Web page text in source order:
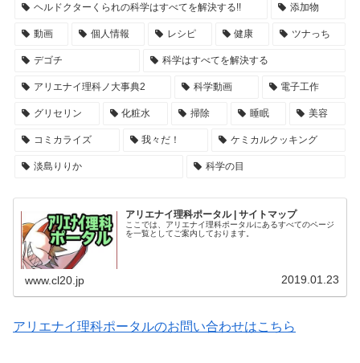
ヘルドクターくられの科学はすべてを解決する!! 添加物
動画 個人情報 レシピ 健康 ツナっち
デゴチ 科学はすべてを解決する
アリエナイ理科ノ大事典2 科学動画 電子工作
グリセリン 化粧水 掃除 睡眠 美容
コミカライズ 我々だ！ ケミカルクッキング
淡島りりか 科学の目
アリエナイ理科ポータル | サイトマップ
ここでは、アリエナイ理科ポータルにあるすべてのページ
を一覧としてご案内しております。
www.cl20.jp 2019.01.23
アリエナイ理科ポータルのお問い合わせはこちら